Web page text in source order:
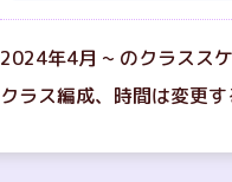
2024年4月 ~ のクラスス
クラス編成、時間は変更す